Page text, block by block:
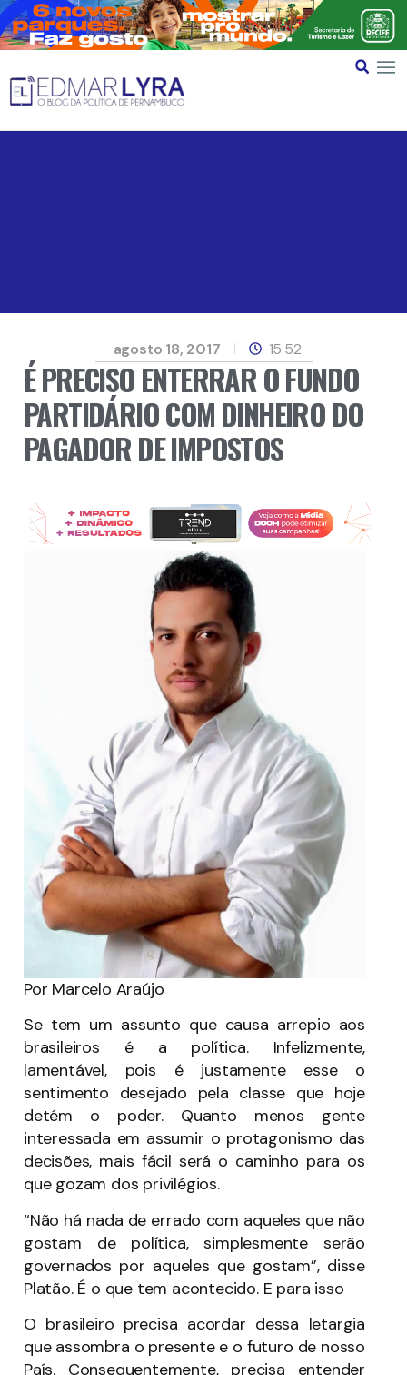
agosto 18, 2017 15:52
É PRECISO ENTERRAR O FUNDO
PARTIDÁRIO COM DINHEIRO DO
PAGADOR DE IMPOSTOS
Por Marcelo Araújo
Se tem um assunto que causa arrepio aos
brasileiros é a política. Infelizmente,
lamentável, pois é justamente esse o
sentimento desejado pela classe que hoje
detém o poder. Quanto menos gente
interessada em assumir o protagonismo das
decisões, mais fácil será o caminho para os
que gozam dos privilégios.
“Não há nada de errado com aqueles que não
gostam de política, simplesmente serão
governados por aqueles que gostam”, disse
Platão. É o que tem acontecido. E para isso
O brasileiro precisa acordar dessa letargia
que assombra o presente e o futuro de nosso
País. Consequentemente, precisa entender